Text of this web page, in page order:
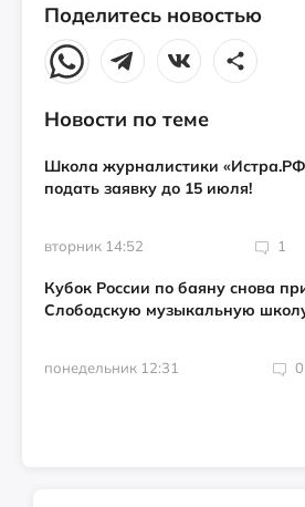
Поделитесь новостью
Новости по теме
Школа журналистики
подать заявку до 15 июля!
вторник 14:52 1
Кубок России по баяну снова
Слободскую музыкальную
понедельник 12:31 0